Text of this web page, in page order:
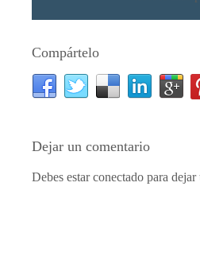
Compártelo
Dejar un comentario
Debes estar conectado para